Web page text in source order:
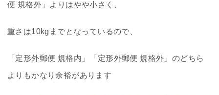
便 規格外」よりはやや小さく、
重さは10kgまでとなっているので、
「定形外郵便 規格内」「定形外郵便 規格外」のどちら
よりもかなり余裕があります